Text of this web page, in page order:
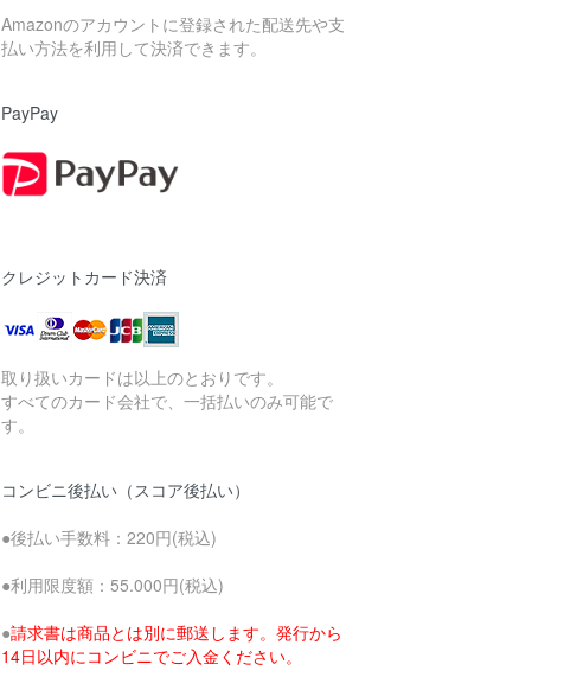
Amazonのアカウントに登録された配送先や支
払い方法を利用して決済できます。
PayPay
クレジットカード決済
取り扱いカードは以上のとおりです。
すべてのカード会社で、一括払いのみ可能で
す。
コンビニ後払い（スコア後払い）
●後払い手数料：220円(税込)
●利用限度額：55.000円(税込)
●請求書は商品とは別に郵送します。発行から
14日以内にコンビニでご入金ください。